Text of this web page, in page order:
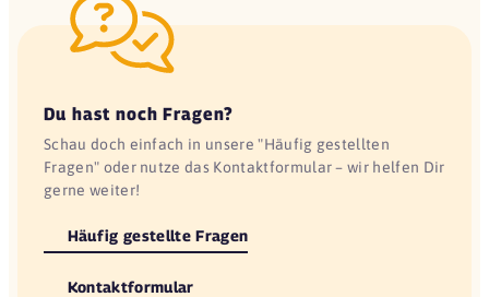
Du hast noch Fragen?
Schau doch einfach in unsere "Häufig gestellten
Fragen" oder nutze das Kontaktformular – wir helfen Dir
gerne weiter!
Häufig gestellte Fragen
Kontaktformular